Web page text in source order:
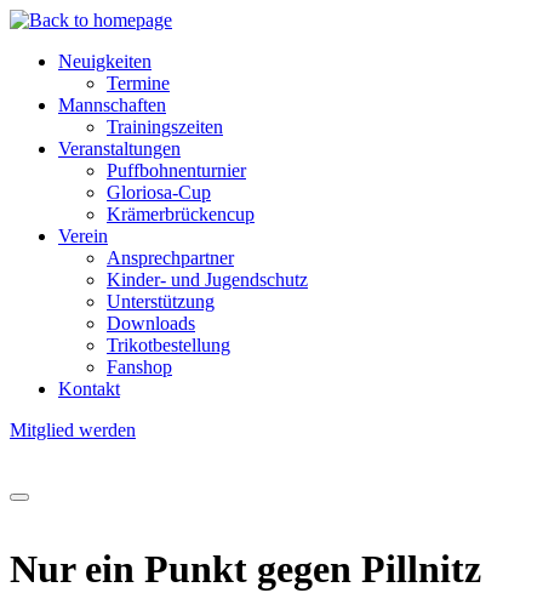
Direkt
Inhalt
Hauptnavigation
Neuigkeiten
Termine
Mannschaften
Trainingszeiten
Veranstaltungen
Puffbohnenturnier
Gloriosa-Cup
Krämerbrückencup
Verein
Ansprechpartner
Kinder- und Jugendschutz
Unterstützung
Downloads
Trikotbestellung
Fanshop
Kontakt
Mitglied werden
Nur ein Punkt gegen Pillnitz